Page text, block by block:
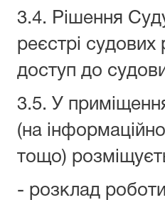
3.4. Рішення
реєстрі
доступ до
3.5. У
(на
тощо)
- розклад